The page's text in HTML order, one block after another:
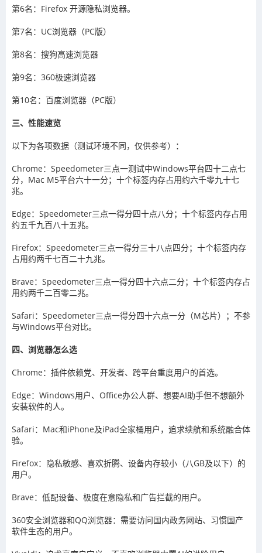
第6名：Firefox 开源隐私浏览器。
第7名：UC浏览器（PC版）
第8名：搜狗高速浏览器
第9名：360极速浏览器
第10名：百度浏览器（PC版）
三、性能速览
以下为各项数据（测试环境不同，仅供参考）：
Chrome：Speedometer三点一测试中Windows平台四十二点七
分，Mac M5平台六十一分；十个标签内存占用约六千零九十七
兆。
Edge：Speedometer三点一得分四十点八分；十个标签内存占用
约五千九百八十五兆。
Firefox：Speedometer三点一得分三十八点四分；十个标签内存
占用约两千七百二十九兆。
Brave：Speedometer三点一得分四十六点二分；十个标签内存占
用约两千二百零二兆。
Safari：Speedometer三点一得分四十六点一分（M芯片）；不参
与Windows平台对比。
四、浏览器怎么选
Chrome：插件依赖党、开发者、跨平台重度用户的首选。
Edge：Windows用户、Office办公人群、想要AI助手但不想额外
安装软件的人。
Safari：Mac和iPhone及iPad全家桶用户，追求续航和系统融合体
验。
Firefox：隐私敏感、喜欢折腾、设备内存较小（八GB及以下）的
用户。
Brave：低配设备、极度在意隐私和广告拦截的用户。
360安全浏览器和QQ浏览器：需要访问国内政务网站、习惯国产
软件生态的用户。